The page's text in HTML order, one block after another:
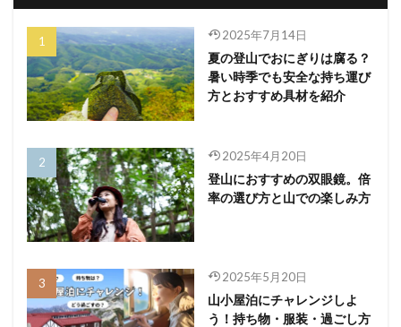
2025年7月14日
夏の登山でおにぎりは腐る？
暑い時季でも安全な持ち運び
方とおすすめ具材を紹介
2025年4月20日
登山におすすめの双眼鏡。倍
率の選び方と山での楽しみ方
2025年5月20日
山小屋泊にチャレンジしよ
う！持ち物・服装・過ごし方